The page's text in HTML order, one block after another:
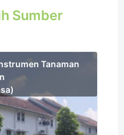
Sumber
Tanaman